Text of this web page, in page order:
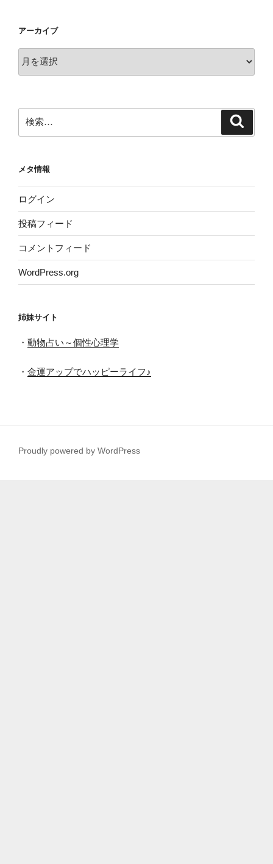
アーカイブ
ー
索:
メタ情報
ログイン
投稿フィード
コメントフィード
WordPress.org
姉妹サイト
・ 動物占い～個性心理学
・ 金運アップでハッピーライフ♪
Proudly powered by WordPress